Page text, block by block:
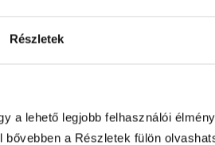
Részletek
a lehető legjobb felhasználói
a Részletek fülön
Szenior torna